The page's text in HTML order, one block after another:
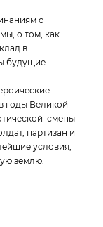
о
о том, как
в
будущие
годы Великой
смены
партизан и
условия,
землю.